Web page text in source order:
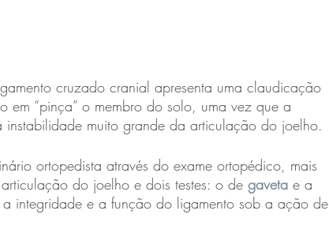
cruzado cranial apresenta uma claudicação
em “pinça” o membro do solo, uma vez que a
instabilidade muito grande da articulação do joelho.
ortopedista através do exame ortopédico, mais
do joelho e dois testes: o de gaveta e a
a integridade e a função do ligamento sob a ação de